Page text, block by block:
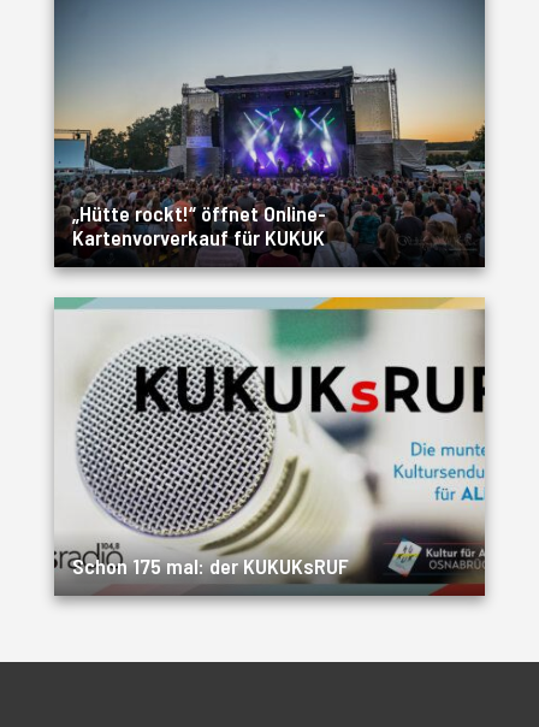
„Hütte rockt!“ öffnet Online-
Kartenvorverkauf für KUKUK
Schon 175 mal: der KUKUKsRUF